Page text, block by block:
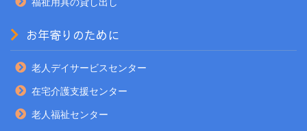
お年寄りのために
老人デイサービスセンター
在宅介護支援センター
老人福祉センター